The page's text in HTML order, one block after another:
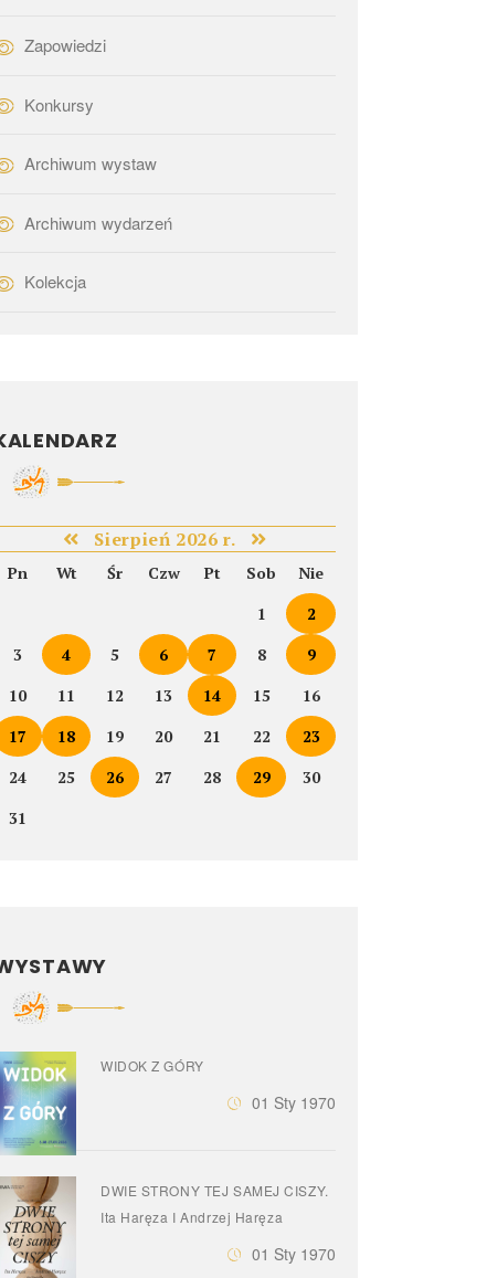
Zapowiedzi
Konkursy
Archiwum wystaw
Archiwum wydarzeń
Kolekcja
Sierpień 2026 r.
Pn Wt Śr Czw Pt Sob
Nie
1
2
3
4 5 6 7 8
9
10
11 12 13 14 15
16
17
18 19 20 21 22
23
24
25 26 27 28 29
30
31
WIDOK Z GÓRY
01 Sty 1970
DWIE STRONY TEJ SAMEJ CISZY.
Ita Haręza I Andrzej Haręza
01 Sty 1970